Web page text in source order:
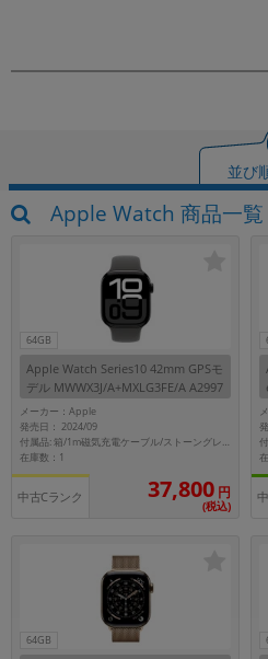
並び
Apple Watch 商品一覧
64GB
Apple Watch Series10 42mm GPSモ
デル MWWX3J/A+MXLG3FE/A A2997
【ジェットブラックアルミニウムケ
ース/ストーングレイスポーツバン
ド】
メーカー：Apple
発売日： 2024/09
付属品: 箱/1m磁気充電ケーブル/ストーングレイスポーツバンド(S/M)/マニュアル
在庫数：1
中古Cランク 37,800 円
(税込)
64GB